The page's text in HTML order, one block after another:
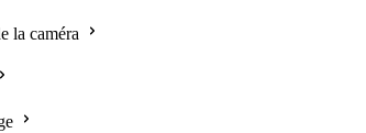
la caméra